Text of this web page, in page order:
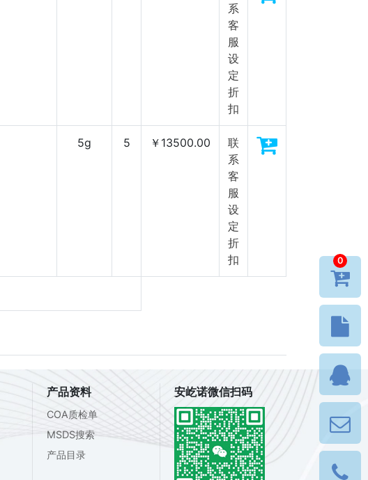
0
系
客
服
设
定
折
扣
5g 5 ￥13500.00
联
系
客
服
设
定
折
扣
产品资料
COA质检单
MSDS搜索
产品目录
安屹诺微信扫码